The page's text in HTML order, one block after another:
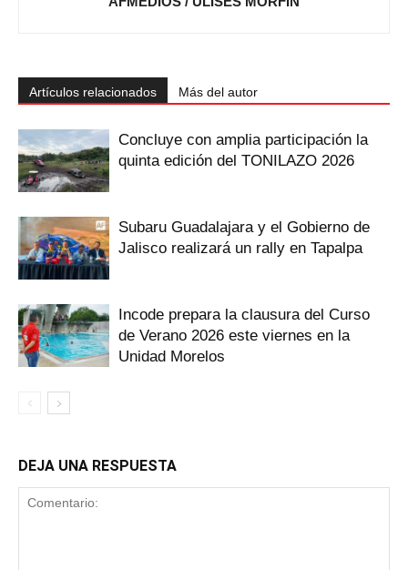
Artículos relacionados Más del autor
Concluye con amplia participación la
quinta edición del TONILAZO 2026
Subaru Guadalajara y el Gobierno de
Jalisco realizará un rally en Tapalpa
Incode prepara la clausura del Curso
de Verano 2026 este viernes en la
Unidad Morelos
DEJA UNA RESPUESTA